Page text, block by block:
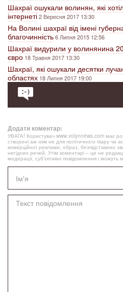
Шахраї ошукали волинян, які
інтернеті2 Вересня 2017 13:30
На Волині шахраї від імені
благочинність6 Липня 2015 12:56
Шахраї видурили у волинянина
євро 18 Травня 2017 13:30
Шахраї, які ошукали десятки
областях 18 Липня 2017 19:00
Додати коментар:
УВАГА! Користувач www.volynnews.com має
створені аж ніяк не для політичного піару чи
комерційної реклами, образ, безпідставних
негідних речей. Утім коментарі – це не
модерації, суб’єктивні повідомлення і